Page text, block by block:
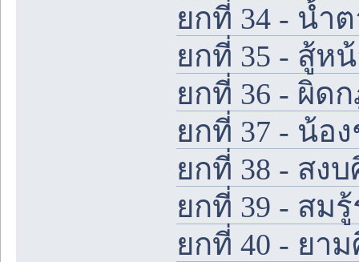
ยกที่ 34 - น้ำ
ยกที่ 35 - สู้ห
ยกที่ 36 - ผิด
ยกที่ 37 - น้อ
ยกที่ 38 - สง
ยกที่ 39 - สม
ยกที่ 40 - ยา